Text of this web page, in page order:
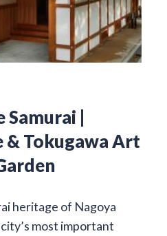
|
& Tokugawa Art
heritage of Nagoya
most important